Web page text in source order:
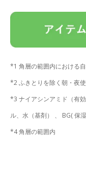
*1 角層の範囲内における
*2 ふきとりを除く朝・夜
*3 ナイアシンアミド（有
ル、水（基剤） 、 BG( 保
*4 角層の範囲内